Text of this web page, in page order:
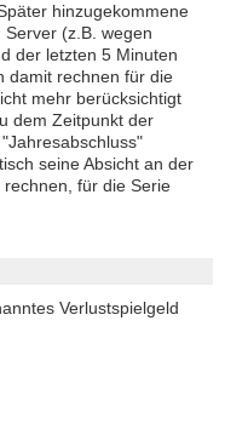
hinzugekommene
(z.B. wegen
der letzten 5 Minuten
damit rechnen für die
mehr berücksichtigt
dem Zeitpunkt der
seine Absicht an der
für die Serie
Verlustspielgeld